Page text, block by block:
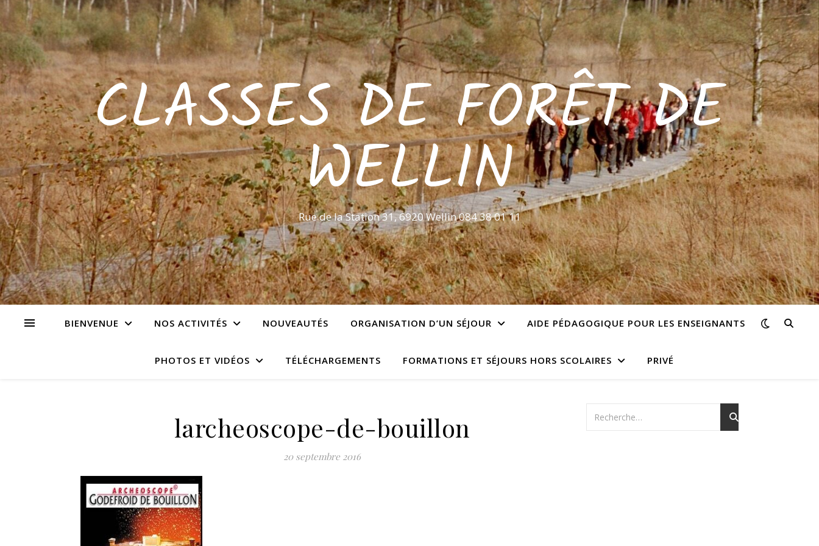
CLASSES DE FORÊT DE
WELLIN
Rue de la Station 31, 6920 Wellin 084 38 01 11
BIENVENUE NOS ACTIVITÉS NOUVEAUTÉS ORGANISATION D’UN SÉJOUR AIDE PÉDAGOGIQUE POUR LES ENSEIGNANTS
PHOTOS ET VIDÉOS TÉLÉCHARGEMENTS FORMATIONS ET SÉJOURS HORS SCOLAIRES PRIVÉ
larcheoscope-de-bouillon
20 septembre 2016